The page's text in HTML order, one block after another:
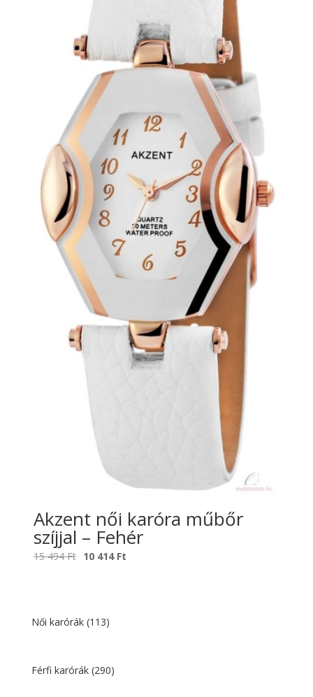
Akzent női karóra műbőr
szíjjal – Fehér
15 494Ft Original
494 Ft.
10 414 Ft
Női karórák (113)
Férfi karórák (290)